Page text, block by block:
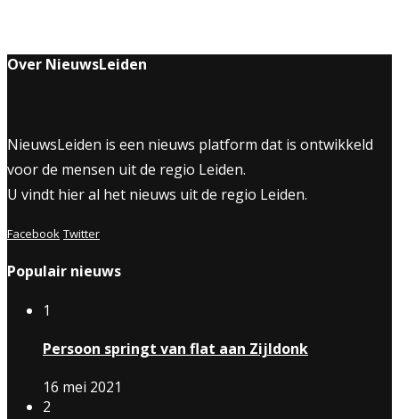
Over NieuwsLeiden
NieuwsLeiden is een nieuws platform dat is ontwikkeld
voor de mensen uit de regio Leiden.
U vindt hier al het nieuws uit de regio Leiden.
Facebook Twitter
Populair nieuws
1
Persoon springt van flat aan Zijldonk
16 mei 2021
2